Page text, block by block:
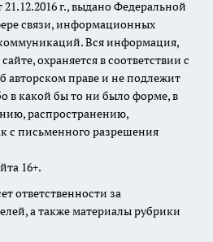
г., выдано Федеральной
связи, информационных
Вся информация,
охраняется в соответствии с
авторском праве и не подлежит
в какой бы то ни было форме, в
распространению,
с письменного разрешения
16+.
ответственности за
а также материалы рубрики